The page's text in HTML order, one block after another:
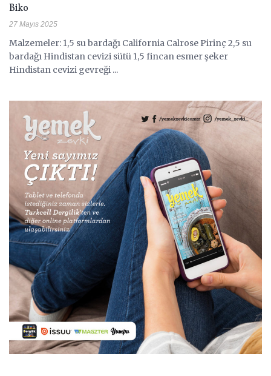
Biko
27 Mayıs 2025
Malzemeler: 1,5 su bardağı California Calrose Pirinç 2,5 su
bardağı Hindistan cevizi sütü 1,5 fincan esmer şeker
Hindistan cevizi gevreği ...